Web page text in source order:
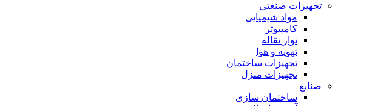
تجهیزات صنعتی
مواد شیمیایی
کامپیوتر
نوار نقاله
تهویه و هوا
تجهیزات ساختمان
تجهیزات منزل
صنایع
ساختمان سازی